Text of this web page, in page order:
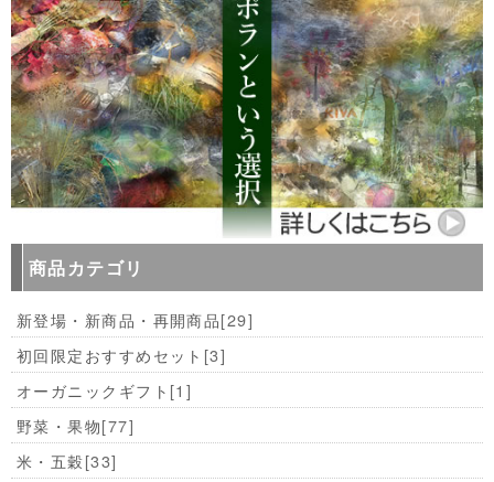
商品カテゴリ
新登場・新商品・再開商品[29]
初回限定おすすめセット [3]
オーガニックギフト [1]
野菜・果物[77]
米・五穀[33]